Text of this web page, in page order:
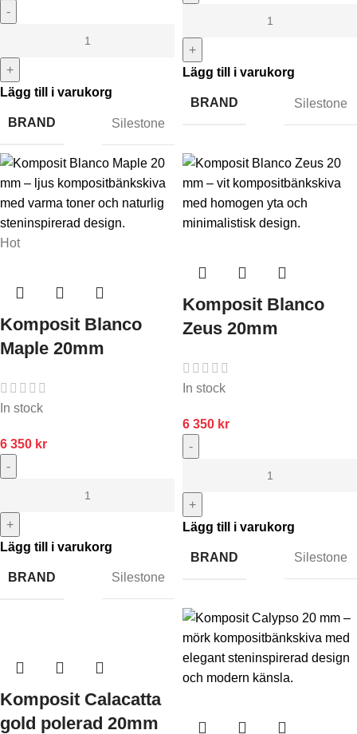
-
+
Lägg till i varukorg
BRAND Silestone
+
Lägg till i varukorg
BRAND Silestone
Hot
Komposit Blanco
Maple 20mm
In stock
6 350 kr
-
+
Lägg till i varukorg
BRAND Silestone
Komposit Blanco
Zeus 20mm
In stock
6 350 kr
-
+
Lägg till i varukorg
BRAND Silestone
Komposit Calacatta
gold polerad 20mm